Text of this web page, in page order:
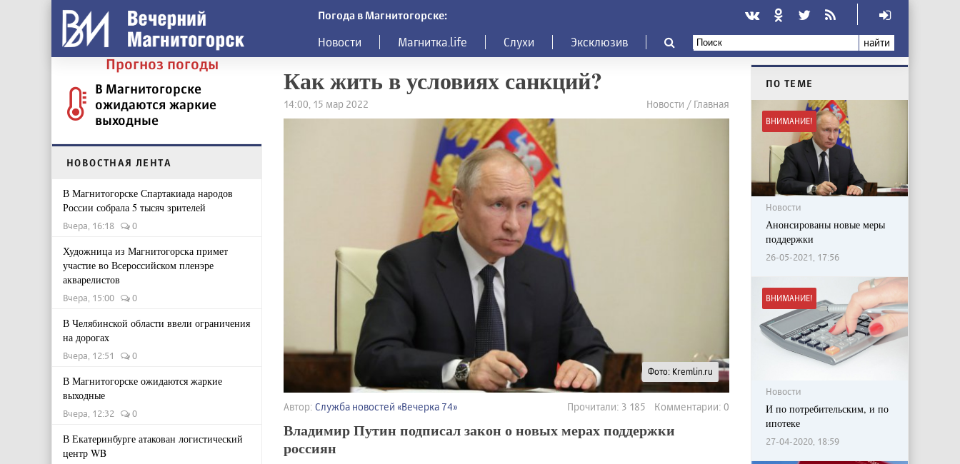
Погода в Магнитогорске:
Новости Магнитка.life Слухи Эксклюзив найти
Прогноз погоды
В Магнитогорске
ожидаются жаркие
выходные
НОВОСТНАЯ ЛЕНТА
В Магнитогорске Спартакиада народов
России собрала 5 тысяч зрителей
Вчера, 16:18 0
Художница из Магнитогорска примет
участие во Всероссийском пленэре
акварелистов
Вчера, 15:00 0
В Челябинской области ввели ограничения
на дорогах
Вчера, 12:51 0
В Магнитогорске ожидаются жаркие
выходные
Вчера, 12:32 0
В Екатеринбурге атакован логистический
центр WB
Как жить в условиях санкций?
14:00, 15 мар 2022 Новости / Главная
Фото: Kremlin.ru
Автор: Служба новостей «Вечерка 74» Прочитали: 3 185 Комментарии: 0
Владимир Путин подписал закон о новых мерах поддержки
россиян
ПО ТЕМЕ
ВНИМАНИЕ!
Новости
Анонсированы новые меры
поддержки
26-05-2021, 17:56
ВНИМАНИЕ!
Новости
И по потребительским, и по
ипотеке
27-04-2020, 18:59